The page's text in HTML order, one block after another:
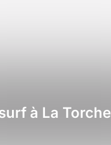
à La Torche